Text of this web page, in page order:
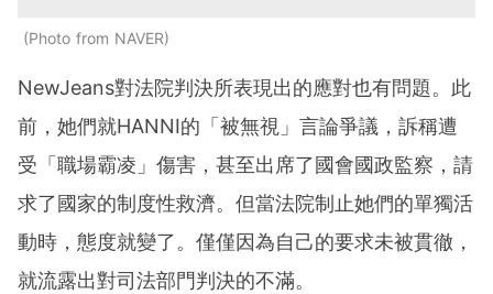
Photo from NAVER
NewJeans對法院判決所表現出的應對也有問題。此
前，她們就HANNI的「被無視」言論爭議，訴稱遭
受「職場霸凌」傷害，甚至出席了國會國政監察，請
求了國家的制度性救濟。但當法院制止她們的單獨活
動時，態度就變了。僅僅因為自己的要求未被貫徹，
就流露出對司法部門判決的不滿。